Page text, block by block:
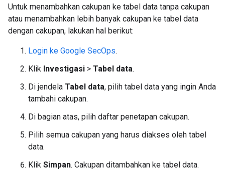
Untuk menambahkan cakupan ke tabel data tanpa cakupan
atau menambahkan lebih banyak cakupan ke tabel data
dengan cakupan, lakukan hal berikut:
Login ke Google SecOps.
Klik Investigasi > Tabel data.
Di jendela Tabel data, pilih tabel data yang ingin Anda
tambahi cakupan.
Di bagian atas, pilih daftar penetapan cakupan.
Pilih semua cakupan yang harus diakses oleh tabel
data.
Klik Simpan. Cakupan ditambahkan ke tabel data.